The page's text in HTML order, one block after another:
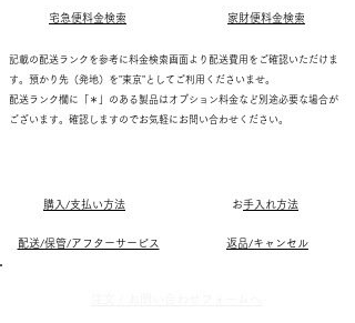
宅急便料金検索 家財便料金検索
記載の配送ランクを参考に料金検索画面より配送費用をご確認いただけま
す。預かり先（発地）を"東京"としてご利用くださいませ。
配送ランク欄に「＊」のある製品はオプション料金など別途必要な場合が
ございます。確認しますのでお気軽にお問い合わせください。
購入/支払い方法 ​お手入れ方法
配送/保管/アフターサービス 返品/キャンセル